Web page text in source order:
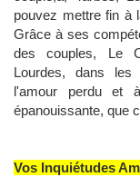
pouvez mettre fin à
Grâce à ses
des couples, Le
Lourdes, dans les
l'amour perdu et
épanouissante, que
Vos Inquiétudes